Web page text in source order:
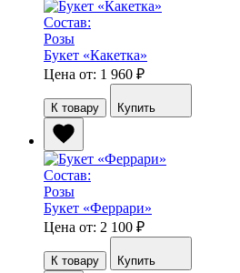
Состав:
Розы
Букет «Какетка»
Цена от: 1 960 ₽
К товару Купить
Состав:
Розы
Букет «Феррари»
Цена от: 2 100 ₽
К товару Купить